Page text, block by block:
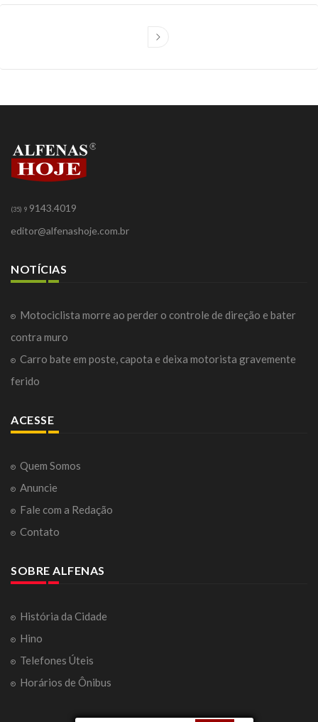
(35) 9 9143.4019
editor@alfenashoje.com.br
NOTÍCIAS
Motociclista morre ao perder o controle de direção e bater
contra muro
Carro bate em poste, capota e deixa motorista gravemente
ferido
ACESSE
Quem Somos
Anuncie
Fale com a Redação
Contato
SOBRE ALFENAS
História da Cidade
Hino
Telefones Úteis
Horários de Ônibus